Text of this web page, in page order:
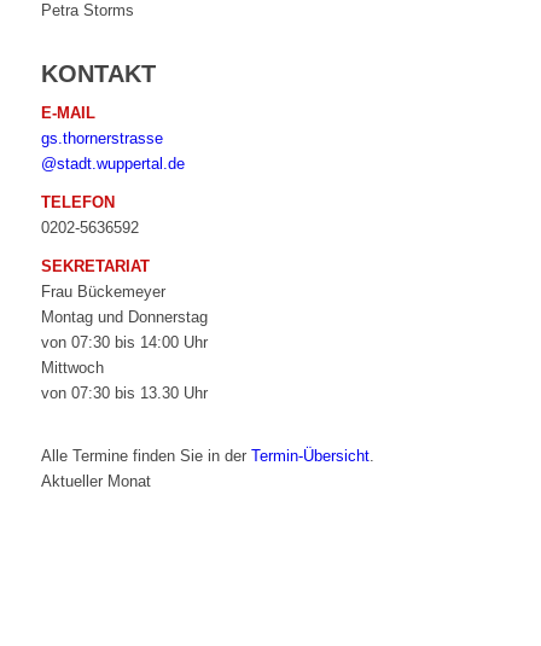
Petra Storms
KONTAKT
E-MAIL
gs.thornerstrasse
@stadt.wuppertal.de
TELEFON
0202-5636592
SEKRETARIAT
Frau Bückemeyer
Montag und Donnerstag
von 07:30 bis 14:00 Uhr
Mittwoch
von 07:30 bis 13.30 Uhr
Alle Termine finden Sie in der Termin-Übersicht.
Aktueller Monat